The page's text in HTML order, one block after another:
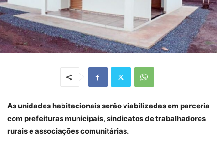
As unidades habitacionais serão viabilizadas em parceria
com prefeituras municipais, sindicatos de trabalhadores
rurais e associações comunitárias.